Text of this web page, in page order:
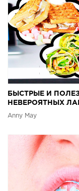
БЫСТРЫЕ И
НЕВЕРОЯТНЫХ
Anny May